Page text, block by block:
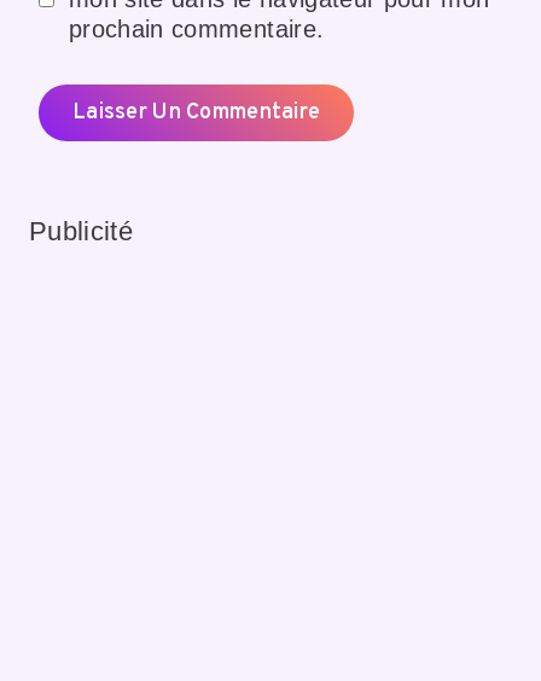
prochain commentaire.
Publicité